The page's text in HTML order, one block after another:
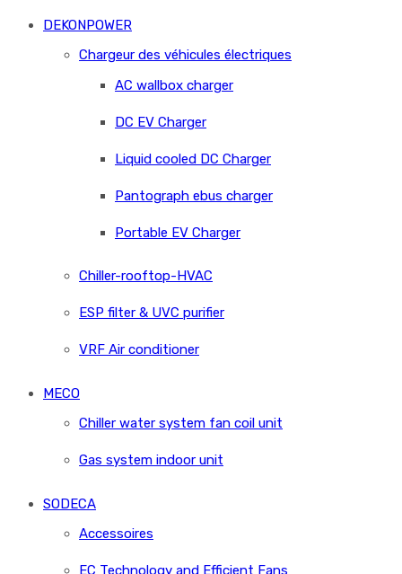
DEKONPOWER
Chargeur des véhicules électriques
AC wallbox charger
DC EV Charger
Liquid cooled DC Charger
Pantograph ebus charger
Portable EV Charger
Chiller-rooftop-HVAC
ESP filter & UVC purifier
VRF Air conditioner
MECO
Chiller water system fan coil unit
Gas system indoor unit
SODECA
Accessoires
EC Technology and Efficient Fans